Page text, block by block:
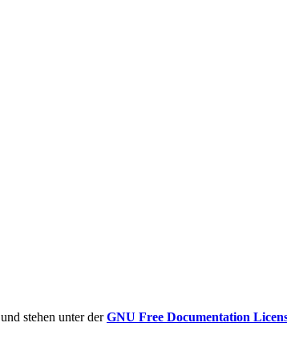
und stehen unter derGNU Free Documentation